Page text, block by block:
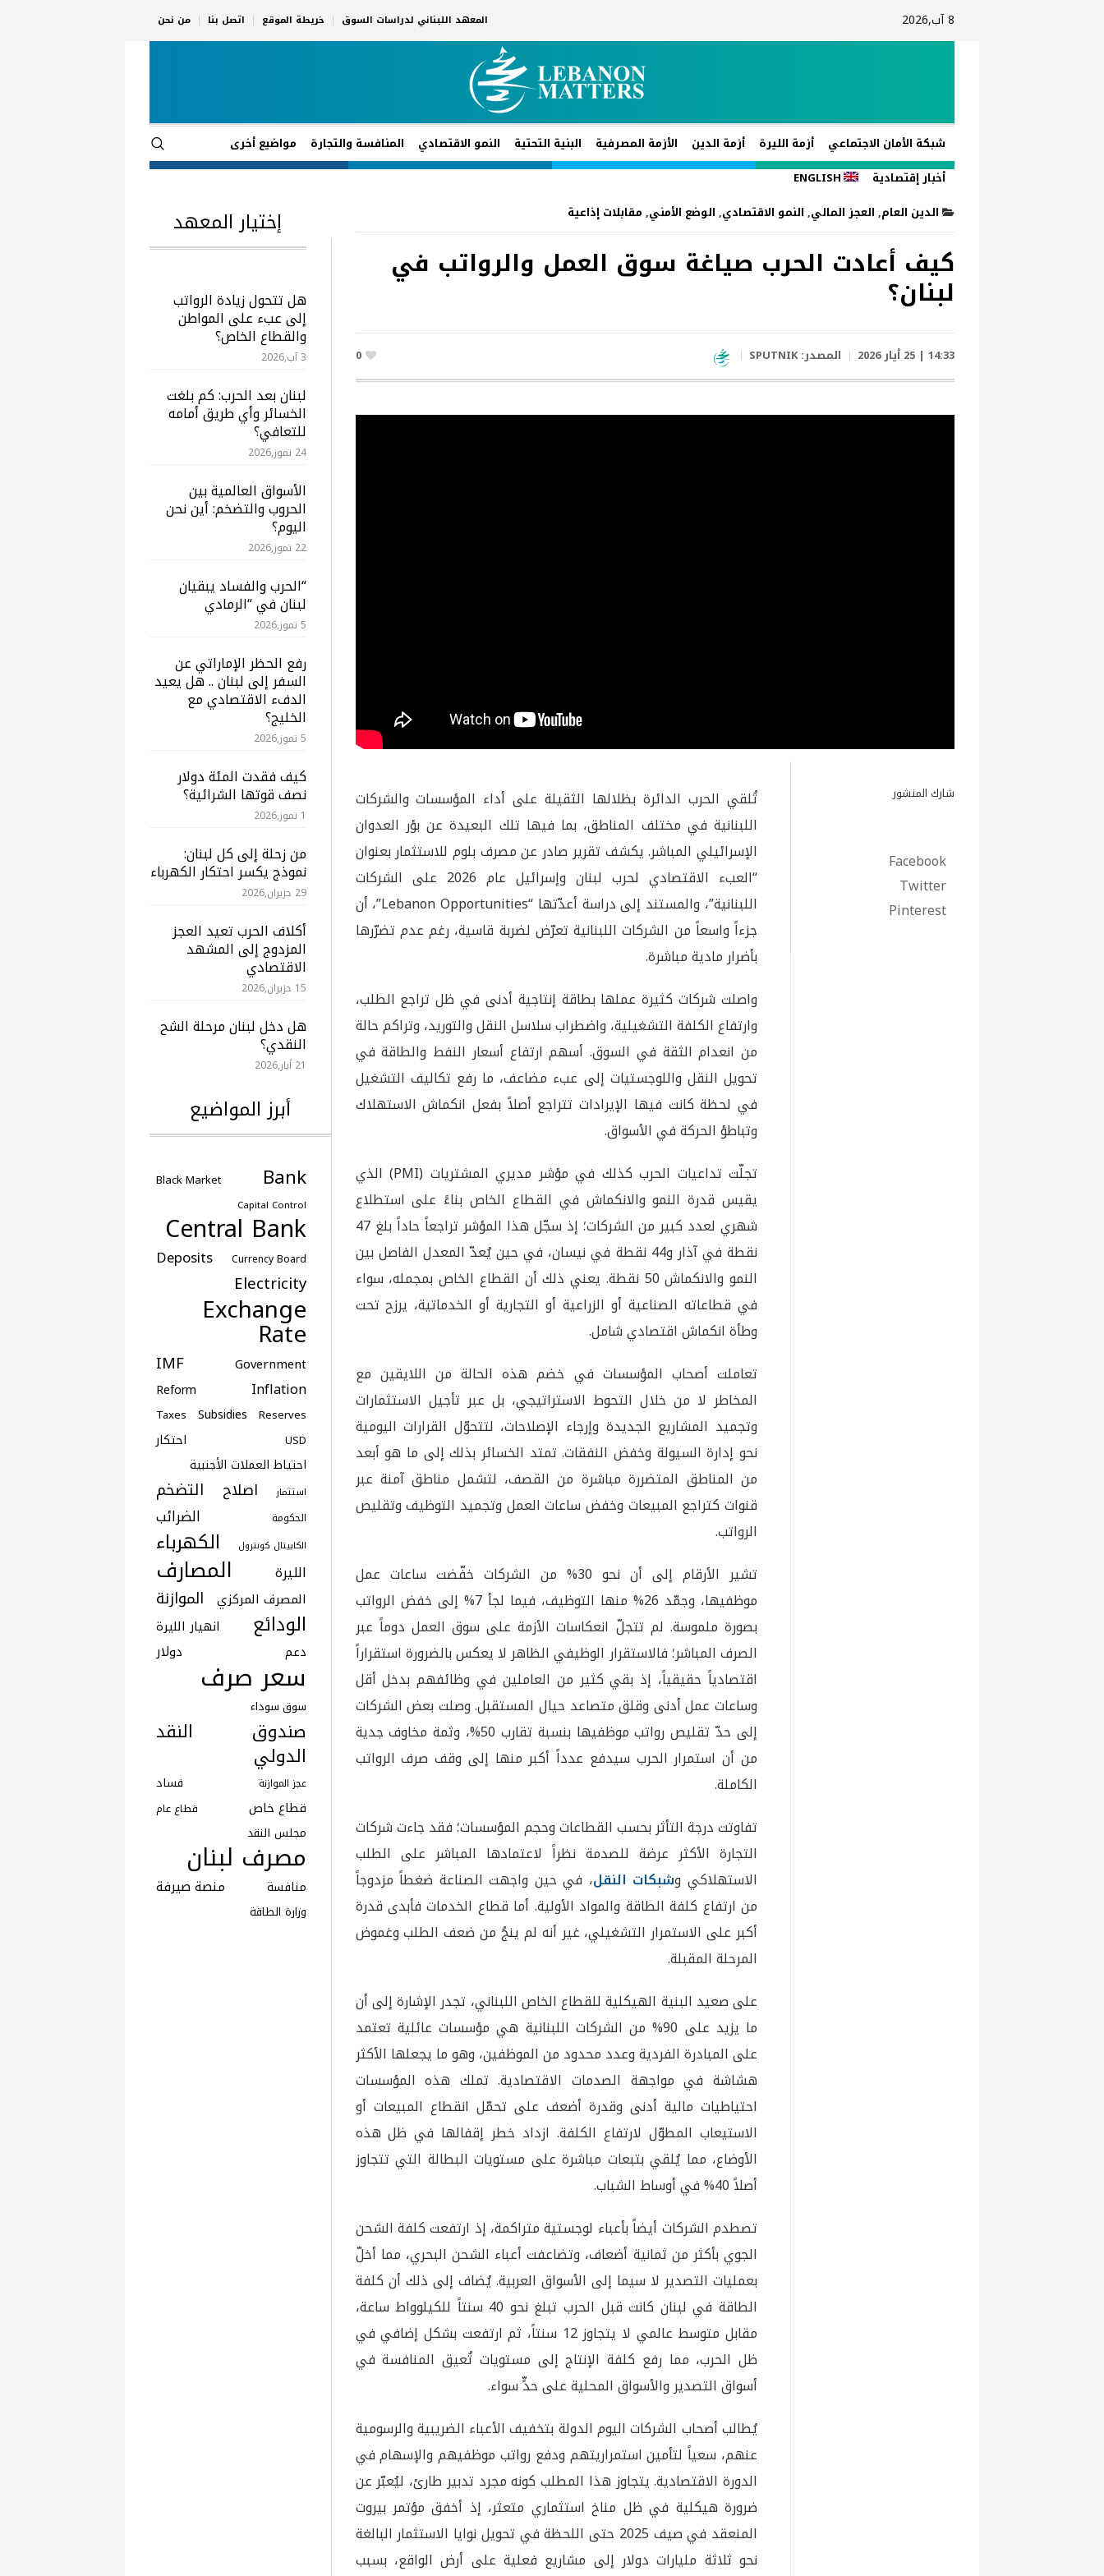
المعهد اللبناني لدراسات السوق خريطة الموقع اتصل بنا من نحن 8 آب,2026
شبكة الأمان الاجتماعي أزمة الليرة أزمة الدين الأزمة المصرفية البنية التحتية النمو الاقتصادي المنافسة والتجارة
مواضيع أخرى
أخبار إقتصادية
ENGLISH
الدين العام, العجز المالي, النمو الاقتصادي, الوضع الأمني, مقابلات إذاعية
كيف أعادت الحرب صياغة سوق العمل والرواتب في
لبنان؟
14:33 | 25 أيار 2026 المصدر:SPUTNIK
0
شارك المنشور
Facebook
Twitter
Pinterest
تُلقي الحرب الدائرة بظلالها الثقيلة على أداء المؤسسات والشركات
اللبنانية في مختلف المناطق، بما فيها تلك البعيدة عن بؤر العدوان
الإسرائيلي المباشر. يكشف تقرير صادر عن مصرف بلوم للاستثمار بعنوان
“العبء الاقتصادي لحرب لبنان وإسرائيل عام 2026 على الشركات
اللبنانية”، والمستند إلى دراسة أعدّتها “Lebanon Opportunities”، أن
جزءاً واسعاً من الشركات اللبنانية تعرّض لضربة قاسية، رغم عدم تضرّرها
بأضرار مادية مباشرة.
واصلت شركات كثيرة عملها بطاقة إنتاجية أدنى في ظل تراجع الطلب،
وارتفاع الكلفة التشغيلية، واضطراب سلاسل النقل والتوريد، وتراكم حالة
من انعدام الثقة في السوق. أسهم ارتفاع أسعار النفط والطاقة في
تحويل النقل واللوجستيات إلى عبء مضاعف، ما رفع تكاليف التشغيل
في لحظة كانت فيها الإيرادات تتراجع أصلاً بفعل انكماش الاستهلاك
وتباطؤ الحركة في الأسواق.
تجلّت تداعيات الحرب كذلك في مؤشر مديري المشتريات (PMI) الذي
يقيس قدرة النمو والانكماش في القطاع الخاص بناءً على استطلاع
شهري لعدد كبير من الشركات؛ إذ سجّل هذا المؤشر تراجعاً حاداً بلغ 47
نقطة في آذار و44 نقطة في نيسان، في حين يُعدّ المعدل الفاصل بين
النمو والانكماش 50 نقطة. يعني ذلك أن القطاع الخاص بمجمله، سواء
في قطاعاته الصناعية أو الزراعية أو التجارية أو الخدماتية، يرزح تحت
وطأة انكماش اقتصادي شامل.
تعاملت أصحاب المؤسسات في خضم هذه الحالة من اللايقين مع
المخاطر لا من خلال التحوط الاستراتيجي، بل عبر تأجيل الاستثمارات
وتجميد المشاريع الجديدة وإرجاء الإصلاحات، لتتحوّل القرارات اليومية
نحو إدارة السيولة وخفض النفقات. تمتد الخسائر بذلك إلى ما هو أبعد
من المناطق المتضررة مباشرة من القصف، لتشمل مناطق آمنة عبر
قنوات كتراجع المبيعات وخفض ساعات العمل وتجميد التوظيف وتقليص
الرواتب.
تشير الأرقام إلى أن نحو 30% من الشركات خفّضت ساعات عمل
موظفيها، وجمّد 26% منها التوظيف، فيما لجأ 7% إلى خفض الرواتب
بصورة ملموسة. لم تتجلّ انعكاسات الأزمة على سوق العمل دوماً عبر
الصرف المباشر؛ فالاستقرار الوظيفي الظاهر لا يعكس بالضرورة استقراراً
اقتصادياً حقيقياً، إذ بقي كثير من العاملين في وظائفهم بدخل أقل
وساعات عمل أدنى وقلق متصاعد حيال المستقبل. وصلت بعض الشركات
إلى حدّ تقليص رواتب موظفيها بنسبة تقارب 50%، وثمة مخاوف جدية
من أن استمرار الحرب سيدفع عدداً أكبر منها إلى وقف صرف الرواتب
الكاملة.
تفاوتت درجة التأثر بحسب القطاعات وحجم المؤسسات؛ فقد جاءت شركات
التجارة الأكثر عرضة للصدمة نظراً لاعتمادها المباشر على الطلب
الاستهلاكي وشبكات النقل، في حين واجهت الصناعة ضغطاً مزدوجاً
من ارتفاع كلفة الطاقة والمواد الأولية. أما قطاع الخدمات فأبدى قدرة
أكبر على الاستمرار التشغيلي، غير أنه لم ينجُ من ضعف الطلب وغموض
المرحلة المقبلة.
على صعيد البنية الهيكلية للقطاع الخاص اللبناني، تجدر الإشارة إلى أن
ما يزيد على 90% من الشركات اللبنانية هي مؤسسات عائلية تعتمد
على المبادرة الفردية وعدد محدود من الموظفين، وهو ما يجعلها الأكثر
هشاشة في مواجهة الصدمات الاقتصادية. تملك هذه المؤسسات
احتياطيات مالية أدنى وقدرة أضعف على تحمّل انقطاع المبيعات أو
الاستيعاب المطوّل لارتفاع الكلفة. ازداد خطر إقفالها في ظل هذه
الأوضاع، مما يُلقي بتبعات مباشرة على مستويات البطالة التي تتجاوز
أصلاً 40% في أوساط الشباب.
تصطدم الشركات أيضاً بأعباء لوجستية متراكمة، إذ ارتفعت كلفة الشحن
الجوي بأكثر من ثمانية أضعاف، وتضاعفت أعباء الشحن البحري، مما أخلّ
بعمليات التصدير لا سيما إلى الأسواق العربية. يُضاف إلى ذلك أن كلفة
الطاقة في لبنان كانت قبل الحرب تبلغ نحو 40 سنتاً للكيلوواط ساعة،
مقابل متوسط عالمي لا يتجاوز 12 سنتاً، ثم ارتفعت بشكل إضافي في
ظل الحرب، مما رفع كلفة الإنتاج إلى مستويات تُعيق المنافسة في
أسواق التصدير والأسواق المحلية على حدٍّ سواء.
يُطالب أصحاب الشركات اليوم الدولة بتخفيف الأعباء الضريبية والرسومية
عنهم، سعياً لتأمين استمراريتهم ودفع رواتب موظفيهم والإسهام في
الدورة الاقتصادية. يتجاوز هذا المطلب كونه مجرد تدبير طارئ، ليُعبّر عن
ضرورة هيكلية في ظل مناخ استثماري متعثر، إذ أخفق مؤتمر بيروت
المنعقد في صيف 2025 حتى اللحظة في تحويل نوايا الاستثمار البالغة
نحو ثلاثة مليارات دولار إلى مشاريع فعلية على أرض الواقع، بسبب
إختيار المعهد
هل تتحول زيادة الرواتب
إلى عبء على المواطن
والقطاع الخاص؟
3 آب,2026
لبنان بعد الحرب: كم بلغت
الخسائر وأي طريق أمامه
للتعافي؟
24 تموز,2026
الأسواق العالمية بين
الحروب والتضخم: أين نحن
اليوم؟
22 تموز,2026
“الحرب والفساد يبقيان
لبنان في “الرمادي
5 تموز,2026
رفع الحظر الإماراتي عن
السفر إلى لبنان .. هل يعيد
الدفء الاقتصادي مع
الخليج؟
5 تموز,2026
كيف فقدت المئة دولار
نصف قوتها الشرائية؟
1 تموز,2026
من زحلة إلى كل لبنان:
نموذج يكسر احتكار الكهرباء
29 حزيران,2026
أكلاف الحرب تعيد العجز
المزدوج إلى المشهد
الاقتصادي
15 حزيران,2026
هل دخل لبنان مرحلة الشح
النقدي؟
21 أيار,2026
أبرز المواضيع
Bank
Black Market
Capital Control
Central Bank
Currency Board
Deposits
Electricity
Exchange
Rate
Government
IMF
Inflation
Reform
Reserves
Subsidies
Taxes
USD
احتكار
احتياط العملات الأجنبية
استثمار اصلاح التضخم
الحكومة الضرائب
الكابيتال كونترول الكهرباء
الليرة المصارف
المصرف المركزي الموازنة
الودائع
انهيار الليرة
دعم
دولار
سعر صرف
سوق سوداء
صندوق النقد
الدولي
عجز الموازنة فساد
قطاع خاص قطاع عام
مجلس النقد
مصرف لبنان
منافسة منصة صيرفة
وزارة الطاقة